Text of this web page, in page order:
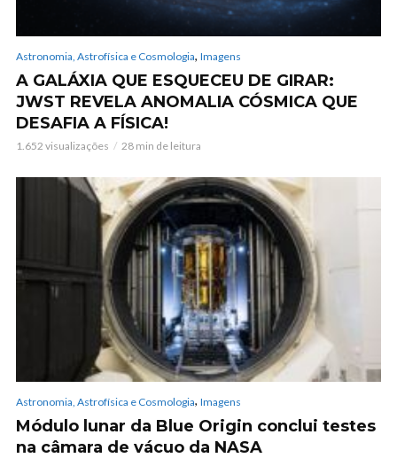
Astronomia, Astrofísica e Cosmologia, Imagens
A GALÁXIA QUE ESQUECEU DE GIRAR:
JWST REVELA ANOMALIA CÓSMICA QUE
DESAFIA A FÍSICA!
1.652 visualizações 28 min de leitura
Astronomia, Astrofísica e Cosmologia, Imagens
Módulo lunar da Blue Origin conclui testes
na câmara de vácuo da NASA